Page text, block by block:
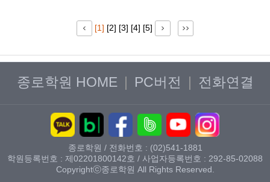
[1] [2] [3] [4] [5]
종로학원 HOME | PC버전 | 전화연결
종로학원 / 전화번호 : (02)541-1881
학원등록번호 : 제02201800142호 / 사업자등록번호 : 292-85-02088
Copyrightⓒ종로학원 All Rights Reserved.